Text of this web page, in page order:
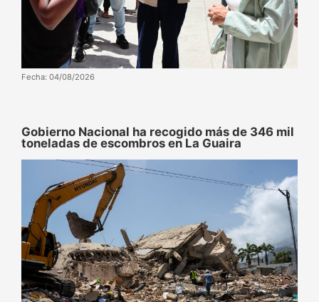
Fecha: 04/08/2026
Gobierno Nacional ha recogido más de 346 mil
toneladas de escombros en La Guaira